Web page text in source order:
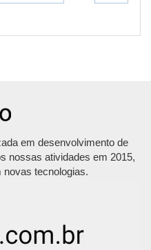
em desenvolvimento de
nossas atividades em 2015,
tecnologias.